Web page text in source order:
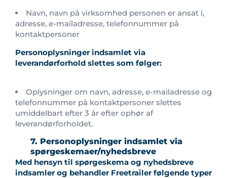
Navn, navn på virksomhed personen er ansat i,
adresse, e-mailadresse, telefonnummer på
kontaktpersoner
Personoplysninger indsamlet via
leverandørforhold slettes som følger:
Oplysninger om navn, adresse, e-mailadresse og
telefonnummer på kontaktpersoner slettes
umiddelbart efter 3 år efter ophør af
leverandørforholdet.
7. Personoplysninger indsamlet via
spørgeskemaer/nyhedsbreve
Med hensyn til spørgeskema og nyhedsbreve
indsamler og behandler Freetrailer følgende typer